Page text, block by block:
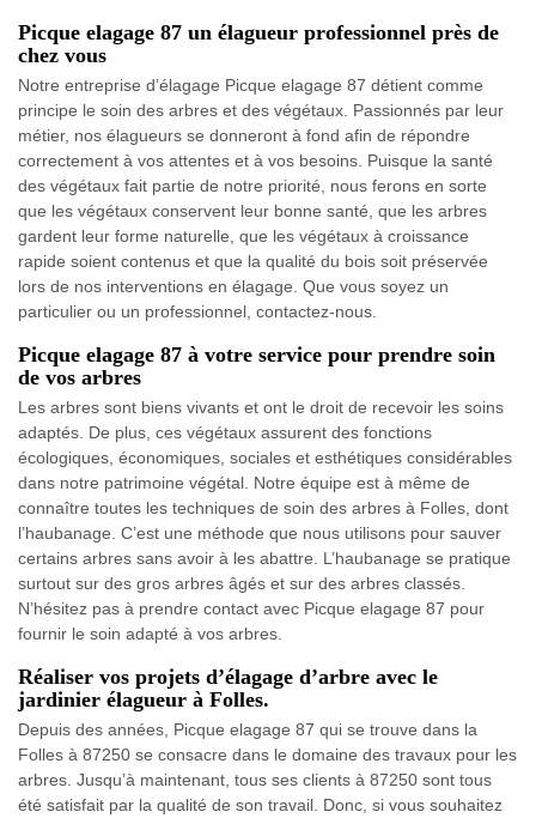
Picque elagage 87 un élagueur professionnel près de
chez vous
Notre entreprise d’élagage Picque elagage 87 détient comme
principe le soin des arbres et des végétaux. Passionnés par leur
métier, nos élagueurs se donneront à fond afin de répondre
correctement à vos attentes et à vos besoins. Puisque la santé
des végétaux fait partie de notre priorité, nous ferons en sorte
que les végétaux conservent leur bonne santé, que les arbres
gardent leur forme naturelle, que les végétaux à croissance
rapide soient contenus et que la qualité du bois soit préservée
lors de nos interventions en élagage. Que vous soyez un
particulier ou un professionnel, contactez-nous.
Picque elagage 87 à votre service pour prendre soin
de vos arbres
Les arbres sont biens vivants et ont le droit de recevoir les soins
adaptés. De plus, ces végétaux assurent des fonctions
écologiques, économiques, sociales et esthétiques considérables
dans notre patrimoine végétal. Notre équipe est à même de
connaître toutes les techniques de soin des arbres à Folles, dont
l’haubanage. C’est une méthode que nous utilisons pour sauver
certains arbres sans avoir à les abattre. L’haubanage se pratique
surtout sur des gros arbres âgés et sur des arbres classés.
N’hésitez pas à prendre contact avec Picque elagage 87 pour
fournir le soin adapté à vos arbres.
Réaliser vos projets d’élagage d’arbre avec le
jardinier élagueur à Folles.
Depuis des années, Picque elagage 87 qui se trouve dans la
Folles à 87250 se consacre dans le domaine des travaux pour les
arbres. Jusqu’à maintenant, tous ses clients à 87250 sont tous
été satisfait par la qualité de son travail. Donc, si vous souhaitez